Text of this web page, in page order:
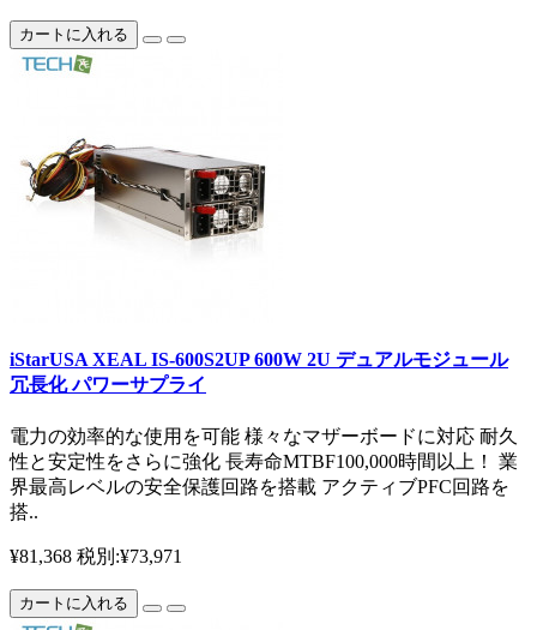
カートに入れる
iStarUSA XEAL IS-600S2UP 600W 2U デュアルモジュール
冗長化 パワーサプライ
電力の効率的な使用を可能 様々なマザーボードに対応 耐久
性と安定性をさらに強化 長寿命MTBF100,000時間以上！ 業
界最高レベルの安全保護回路を搭載 アクティブPFC回路を
搭..
¥81,368 税別:¥73,971
カートに入れる